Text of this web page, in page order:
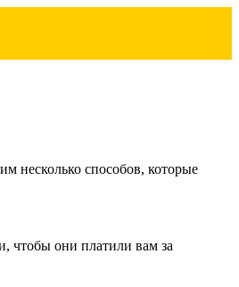
несколько способов, которые
чтобы они платили вам за